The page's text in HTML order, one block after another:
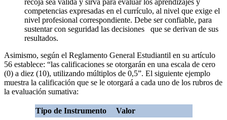
competencias expresadas en el currículo, al nivel que exige el
nivel profesional correspondiente. Debe ser confiable, para
sustentar con seguridad las decisiones que se derivan de sus
resultados.
Asimismo, según el Reglamento General Estudiantil en su artículo
56 establece: “las calificaciones se otorgarán en una escala de cero
(0) a diez (10), utilizando múltiplos de 0,5”. El siguiente ejemplo
muestra la calificación que se le otorgará a cada uno de los rubros de
la evaluación sumativa:
Tipo de Instrumento Valor